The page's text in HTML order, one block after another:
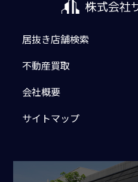
居抜き店舗検索
不動産買取
会社概要
サイトマップ